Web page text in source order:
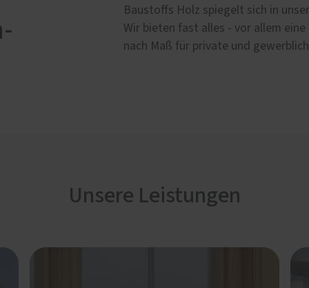
Treppensanierung
Baustoffs Holz spiegelt sich in
Wir bieten fast alles - vor allem
nach Maß für private und
Unsere Leistungen